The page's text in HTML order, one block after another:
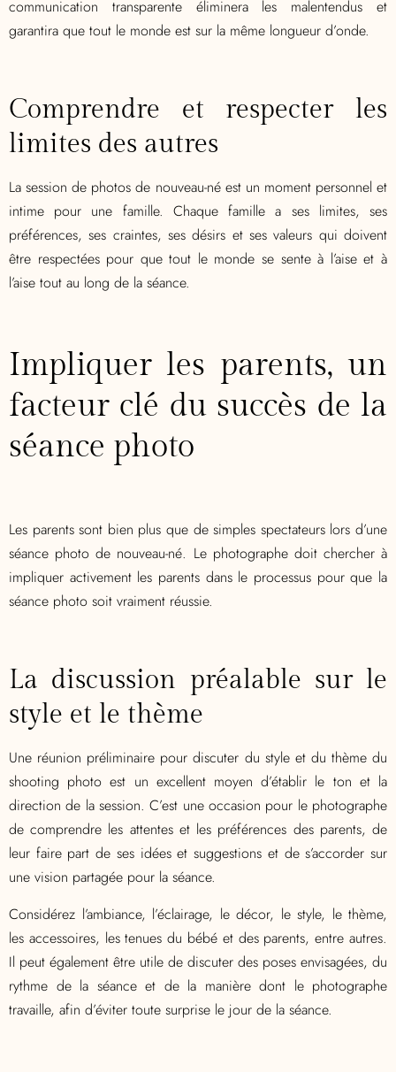
communication transparente éliminera les malentendus et
garantira que tout le monde est sur la même longueur d’onde.
Comprendre et respecter les
limites des autres
La session de photos de nouveau-né est un moment personnel et
intime pour une famille. Chaque famille a ses limites, ses
préférences, ses craintes, ses désirs et ses valeurs qui doivent
être respectées pour que tout le monde se sente à l’aise et à
l’aise tout au long de la séance.
Impliquer les parents, un
facteur clé du succès de la
séance photo
Les parents sont bien plus que de simples spectateurs lors d’une
séance photo de nouveau-né. Le photographe doit chercher à
impliquer activement les parents dans le processus pour que la
séance photo soit vraiment réussie.
La discussion préalable sur le
style et le thème
Une réunion préliminaire pour discuter du style et du thème du
shooting photo est un excellent moyen d’établir le ton et la
direction de la session. C’est une occasion pour le photographe
de comprendre les attentes et les préférences des parents, de
leur faire part de ses idées et suggestions et de s’accorder sur
une vision partagée pour la séance.
Considérez l’ambiance, l’éclairage, le décor, le style, le thème,
les accessoires, les tenues du bébé et des parents, entre autres.
Il peut également être utile de discuter des poses envisagées, du
rythme de la séance et de la manière dont le photographe
travaille, afin d’éviter toute surprise le jour de la séance.